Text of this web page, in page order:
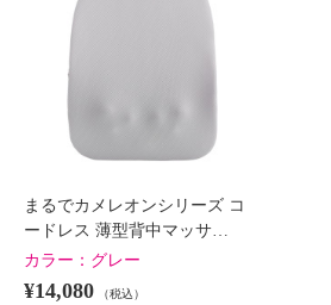
まるでカメレオンシリーズ コ
ードレス 薄型背中マッサ…
カラー： グレー
¥14,080 （税込）